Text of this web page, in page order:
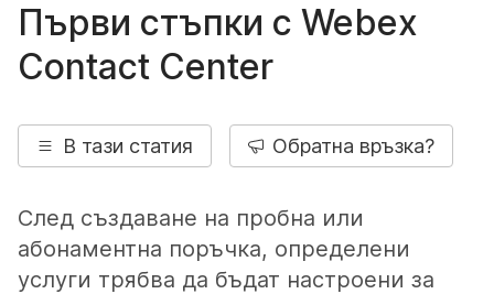
Първи стъпки с Webex
Contact Center
В тази статия Обратна връзка?
След създаване на пробна или
абонаментна поръчка, определени
услуги трябва да бъдат настроени за